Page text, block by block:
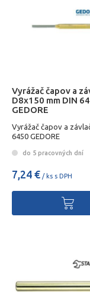
Vyrážač čapov a
D8x150 mm DIN
GEDORE
Vyrážač čapov a
6450 GEDORE
do 5 pracovných dní
7,24 € / ks s DPH